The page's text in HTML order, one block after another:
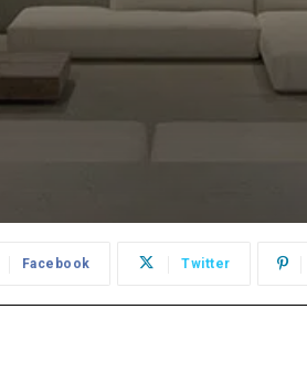
Facebook Twitter